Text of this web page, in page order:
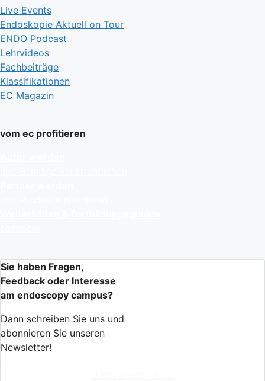
Live Events
Endoskopie Aktuell on Tour
ENDO Podcast
Lehrvideos
Fachbeiträge
Klassifikationen
EC Magazin
vom ec profitieren
Sie haben Fragen,
Feedback oder Interesse
am endoscopy campus?
Dann schreiben Sie uns und
abonnieren Sie unseren
Newsletter!